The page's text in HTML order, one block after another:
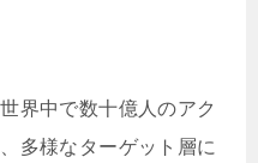
界中で数十億人のアク
多様なターゲット層に